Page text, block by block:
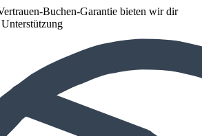
Buchen-Garantie bieten wir dir